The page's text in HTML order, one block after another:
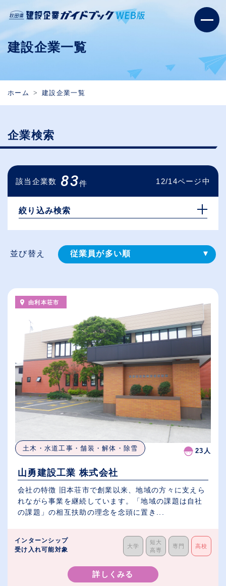
建設企業一覧
ホーム 建設企業一覧
企業検索
該当企業数 83件 12/14ページ中
絞り込み検索
並び替え 従業員が多い順
（⾼卒の給与を基準）
休日数が多い順
由利本荘市
土木・水道工事・舗装・解体・除雪 23人
山勇建設工業 株式会社
会社の特徴 旧本荘市で創業以来、地域の方々に支えら
れながら事業を継続しています。「地域の課題は自社
の課題」の相互扶助の理念を念頭に置き...
インターンシップ
受け入れ可能対象
大学
短大
高専
専門 高校
詳しくみる